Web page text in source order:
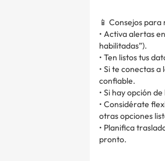
📱 Consejos
• Activa alertas
habilitadas”).
• Ten listos tus
• Si te conectas
confiable.
• Si hay opción
• Considérate
otras opciones
• Planifica
pronto.